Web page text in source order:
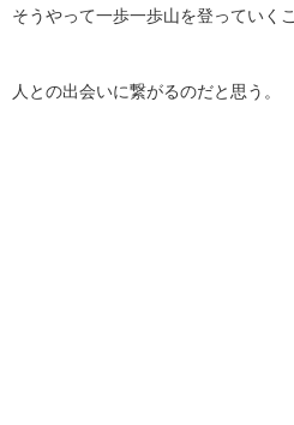
そうやって一歩一歩山を登っていくこ
人との出会いに繋がるのだと思う。